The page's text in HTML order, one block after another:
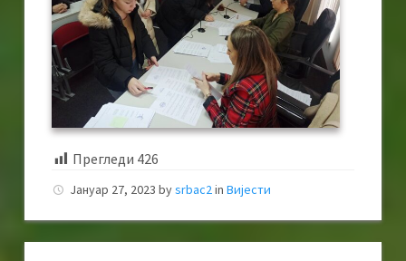
Прегледи 426
Јануар 27, 2023 bysrbac2in Вијести